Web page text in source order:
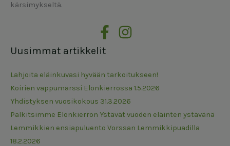
kärsimykseltä.
Uusimmat artikkelit
Lahjoita eläinkuvasi hyvään tarkoitukseen!
Koirien vappumarssi Elonkierrossa 1.5.2026
Yhdistyksen vuosikokous 31.3.2026
Palkitsimme Elonkierron Ystävät vuoden eläinten ystävänä
Lemmikkien ensiapuluento Vorssan Lemmikkipuadilla
18.2.2026